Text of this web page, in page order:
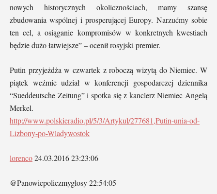
nowych historycznych okolicznościach, mamy szansę
zbudowania wspólnej i prosperującej Europy. Narzućmy sobie
ten cel, a osiąganie kompromisów w konkretnych kwestiach
będzie dużo łatwiejsze” – ocenił rosyjski premier.
Putin przyjeżdża w czwartek z roboczą wizytą do Niemiec. W
piątek weźmie udział w konferencji gospodarczej dziennika
“Sueddeutsche Zeitung” i spotka się z kanclerz Niemiec Angelą
Merkel.
http://www.polskieradio.pl/5/3/Artykul/277681,Putin-unia-od-
Lizbony-po-Wladywostok
lorenco24.03.2016 23:23:06
@Panowiepoliczmygłosy 22:54:05